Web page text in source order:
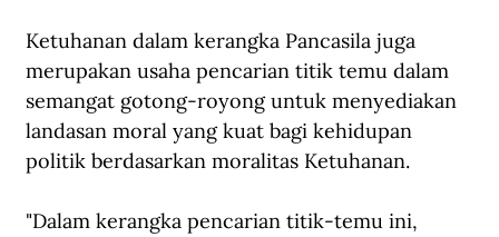
Ketuhanan dalam kerangka Pancasila juga
merupakan usaha pencarian titik temu dalam
semangat gotong-royong untuk menyediakan
landasan moral yang kuat bagi kehidupan
politik berdasarkan moralitas Ketuhanan.
"Dalam kerangka pencarian titik-temu ini,